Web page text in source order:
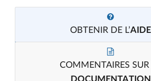
OBTENIR DE L’AIDE
COMMENTAIRES SUR